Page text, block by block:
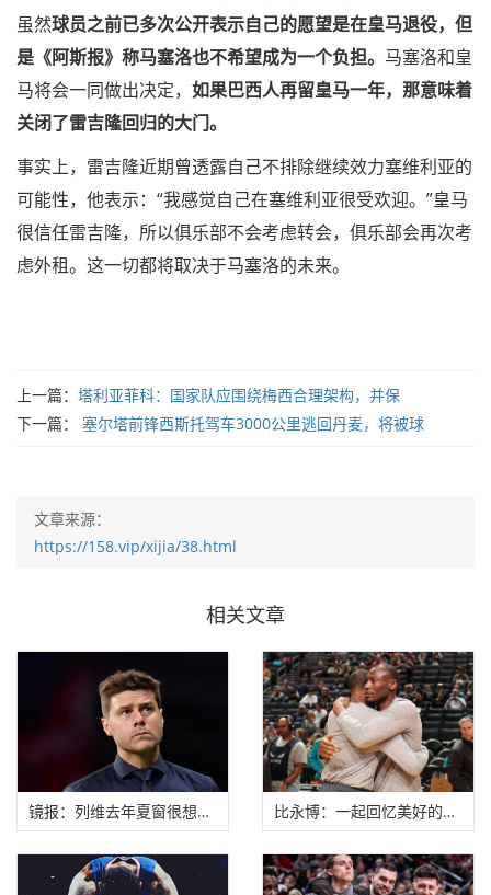
虽然球员之前已多次公开表示自己的愿望是在皇马退役，但
是《阿斯报》称马塞洛也不希望成为一个负担。 马塞洛和皇
马将会一同做出决定， 如果巴西人再留皇马一年，那意味着
关闭了雷吉隆回归的大门。
事实上，雷吉隆近期曾透露自己不排除继续效力塞维利亚的
可能性，他表示：“我感觉自己在塞维利亚很受欢迎。”皇马
很信任雷吉隆，所以俱乐部不会考虑转会，俱乐部会再次考
虑外租。这一切都将取决于马塞洛的未来。
上一篇： 塔利亚菲科：国家队应围绕梅西合理架构，并保
下一篇：
塞尔塔前锋西斯托驾车3000公里逃回丹麦，将被球
文章来源：
https://158.vip/xijia/38.html
相关文章
镜报：列维去年夏窗很想签下库蒂尼奥，但波切 比永博：一起回忆美好的童年是隔离期间最美好